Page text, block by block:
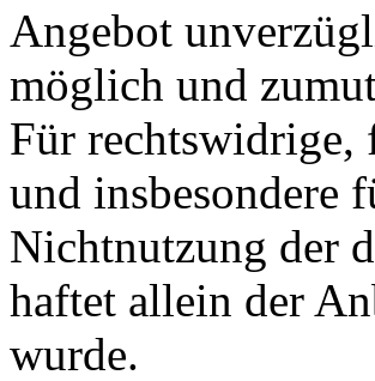
Angebot
möglich und
Für rechtswidrige,
und insbesondere
Nichtnutzung der
haftet allein der
wurde.